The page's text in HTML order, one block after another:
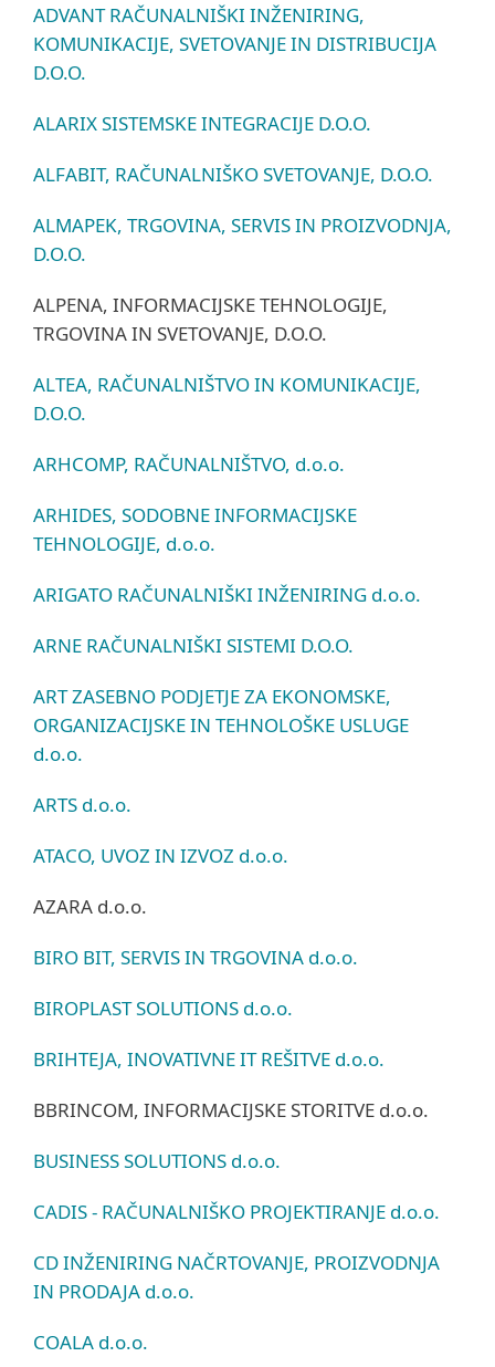
ADVANT RAČUNALNIŠKI INŽENIRING,
KOMUNIKACIJE, SVETOVANJE IN DISTRIBUCIJA
D.O.O.
ALARIX SISTEMSKE INTEGRACIJE D.O.O.
ALFABIT, RAČUNALNIŠKO SVETOVANJE, D.O.O.
ALMAPEK, TRGOVINA, SERVIS IN PROIZVODNJA,
D.O.O.
ALPENA, INFORMACIJSKE TEHNOLOGIJE,
TRGOVINA IN SVETOVANJE, D.O.O.
ALTEA, RAČUNALNIŠTVO IN KOMUNIKACIJE,
D.O.O.
ARHCOMP, RAČUNALNIŠTVO, d.o.o.
ARHIDES, SODOBNE INFORMACIJSKE
TEHNOLOGIJE, d.o.o.
ARIGATO RAČUNALNIŠKI INŽENIRING d.o.o.
ARNE RAČUNALNIŠKI SISTEMI D.O.O.
ART ZASEBNO PODJETJE ZA EKONOMSKE,
ORGANIZACIJSKE IN TEHNOLOŠKE USLUGE
d.o.o.
ARTS d.o.o.
ATACO, UVOZ IN IZVOZ d.o.o.
AZARA d.o.o.
BIRO BIT, SERVIS IN TRGOVINA d.o.o.
BIROPLAST SOLUTIONS d.o.o.
BRIHTEJA, INOVATIVNE IT REŠITVE d.o.o.
BBRINCOM, INFORMACIJSKE STORITVE d.o.o.
BUSINESS SOLUTIONS d.o.o.
CADIS - RAČUNALNIŠKO PROJEKTIRANJE d.o.o.
CD INŽENIRING NAČRTOVANJE, PROIZVODNJA
IN PRODAJA d.o.o.
COALA d.o.o.